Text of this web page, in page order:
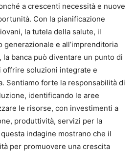
a crescenti necessità e nuove
Con la pianificazione
la tutela della salute, il
generazionale e all’imprenditoria
banca può diventare un punto di
offrire soluzioni integrate e
Sentiamo forte la responsabilità di
identificando le aree
le risorse, con investimenti a
produttività, servizi per la
indagine mostrano che il
per promuovere una crescita